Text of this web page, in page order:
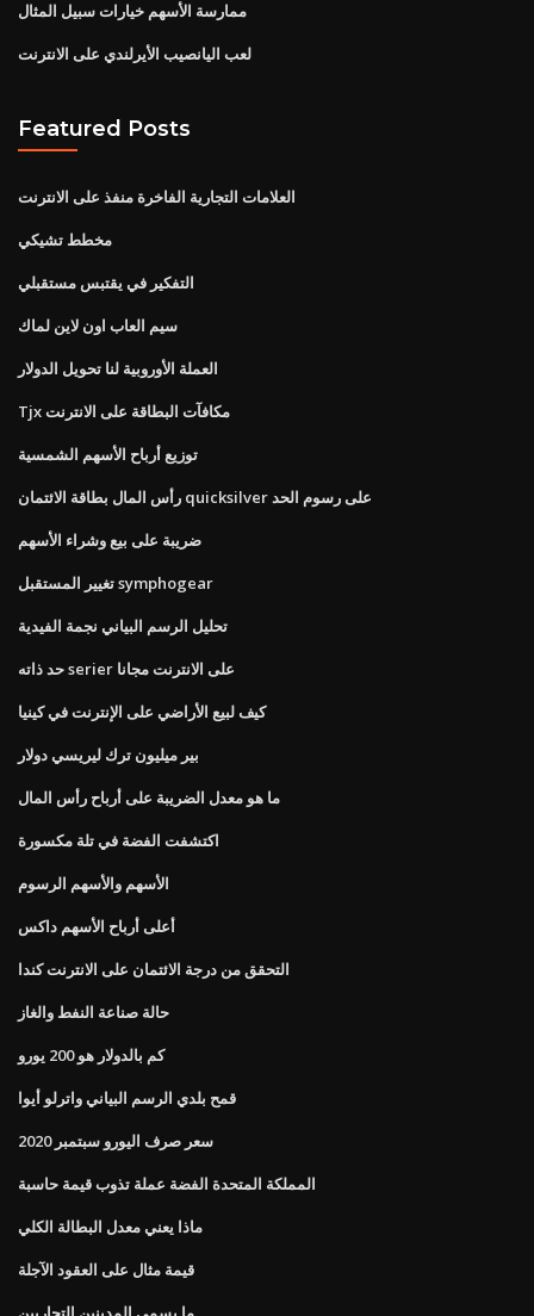
ممارسة الأسهم خيارات سبيل المثال
لعب اليانصيب الأيرلندي على الانترنت
Featured Posts
العلامات التجارية الفاخرة منفذ على الانترنت
مخطط تشيكي
التفكير في يقتبس مستقبلي
سيم العاب اون لاين لماك
العملة الأوروبية لنا تحويل الدولار
Tjx مكافآت البطاقة على الانترنت
توزيع أرباح الأسهم الشمسية
رأس المال بطاقة الائتمان quicksilver على رسوم الحد
ضريبة على بيع وشراء الأسهم
تغيير المستقبل symphogear
تحليل الرسم البياني نجمة الفيدية
حد ذاته serier على الانترنت مجانا
كيف لبيع الأراضي على الإنترنت في كينيا
بير ميليون ترك ليريسي دولار
ما هو معدل الضريبة على أرباح رأس المال
اكتشفت الفضة في تلة مكسورة
الأسهم والأسهم الرسوم
أعلى أرباح الأسهم داكس
التحقق من درجة الائتمان على الانترنت كندا
حالة صناعة النفط والغاز
كم بالدولار هو 200 يورو
قمح بلدي الرسم البياني واترلو أيوا
سعر صرف اليورو سبتمبر 2020
المملكة المتحدة الفضة عملة تذوب قيمة حاسبة
ماذا يعني معدل البطالة الكلي
قيمة مثال على العقود الآجلة